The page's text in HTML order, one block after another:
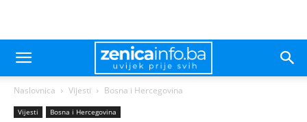
Naslovnica Vijesti Bosna i Hercegovina
Vijesti Bosna i Hercegovina